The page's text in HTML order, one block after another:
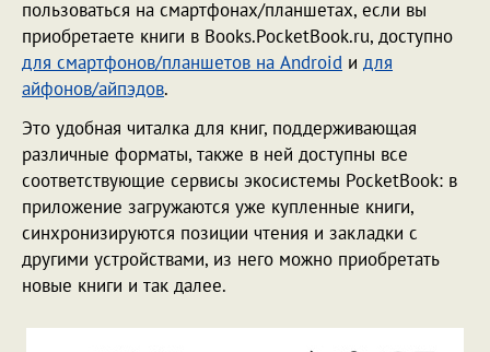
пользоваться на смартфонах/планшетах, если вы
приобретаете книги в Books.PocketBook.ru, доступно
для смартфонов/планшетов на Android и для
айфонов/айпэдов.
Это удобная читалка для книг, поддерживающая
различные форматы, также в ней доступны все
соответствующие сервисы экосистемы PocketBook: в
приложение загружаются уже купленные книги,
синхронизируются позиции чтения и закладки с
другими устройствами, из него можно приобретать
новые книги и так далее.